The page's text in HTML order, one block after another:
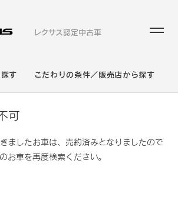
レクサス認定中古車
す こだわりの条件／販売店から探す
可
ましたお車は、売約済みとなりましたので
お車を再度検索ください。